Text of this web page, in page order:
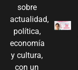
sobre
actualidad,
política,
economía
y cultura,
con un